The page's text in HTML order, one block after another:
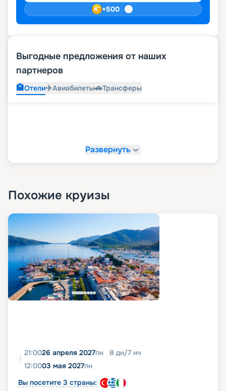
+500
Выгодные предложения от наших
партнеров
🏨Отели✈️Авиабилеты🚗Трансферы
Развернуть
Похожие круизы
21:0026 апреля 2027пн 8 дн/7 нч
12:0003 мая 2027пн
Вы посетите 3 страны: